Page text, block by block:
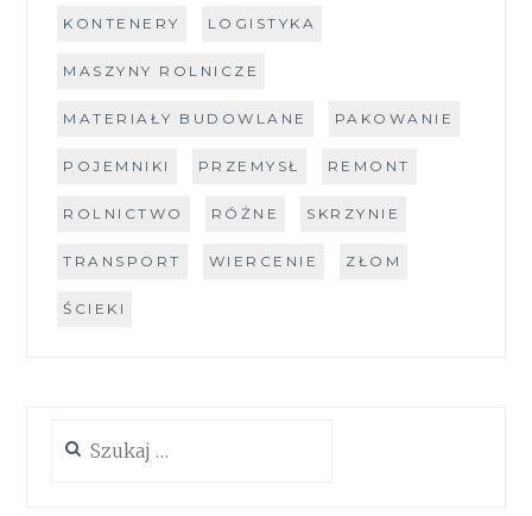
KONTENERY LOGISTYKA
MASZYNY ROLNICZE
MATERIAŁY BUDOWLANE PAKOWANIE
POJEMNIKI PRZEMYSŁ REMONT
ROLNICTWO RÓŻNE SKRZYNIE
TRANSPORT WIERCENIE ZŁOM
ŚCIEKI